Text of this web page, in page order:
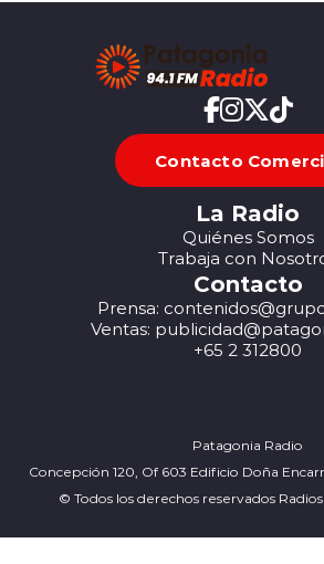
Contacto
La Radio
Quiénes Somos
Trabaja con
Contacto
Prensa:
Ventas:
+65 2 312800
Patagonia Radio
Concepción 120, Of 603 Edificio Doña
© Todos los derechos reservados